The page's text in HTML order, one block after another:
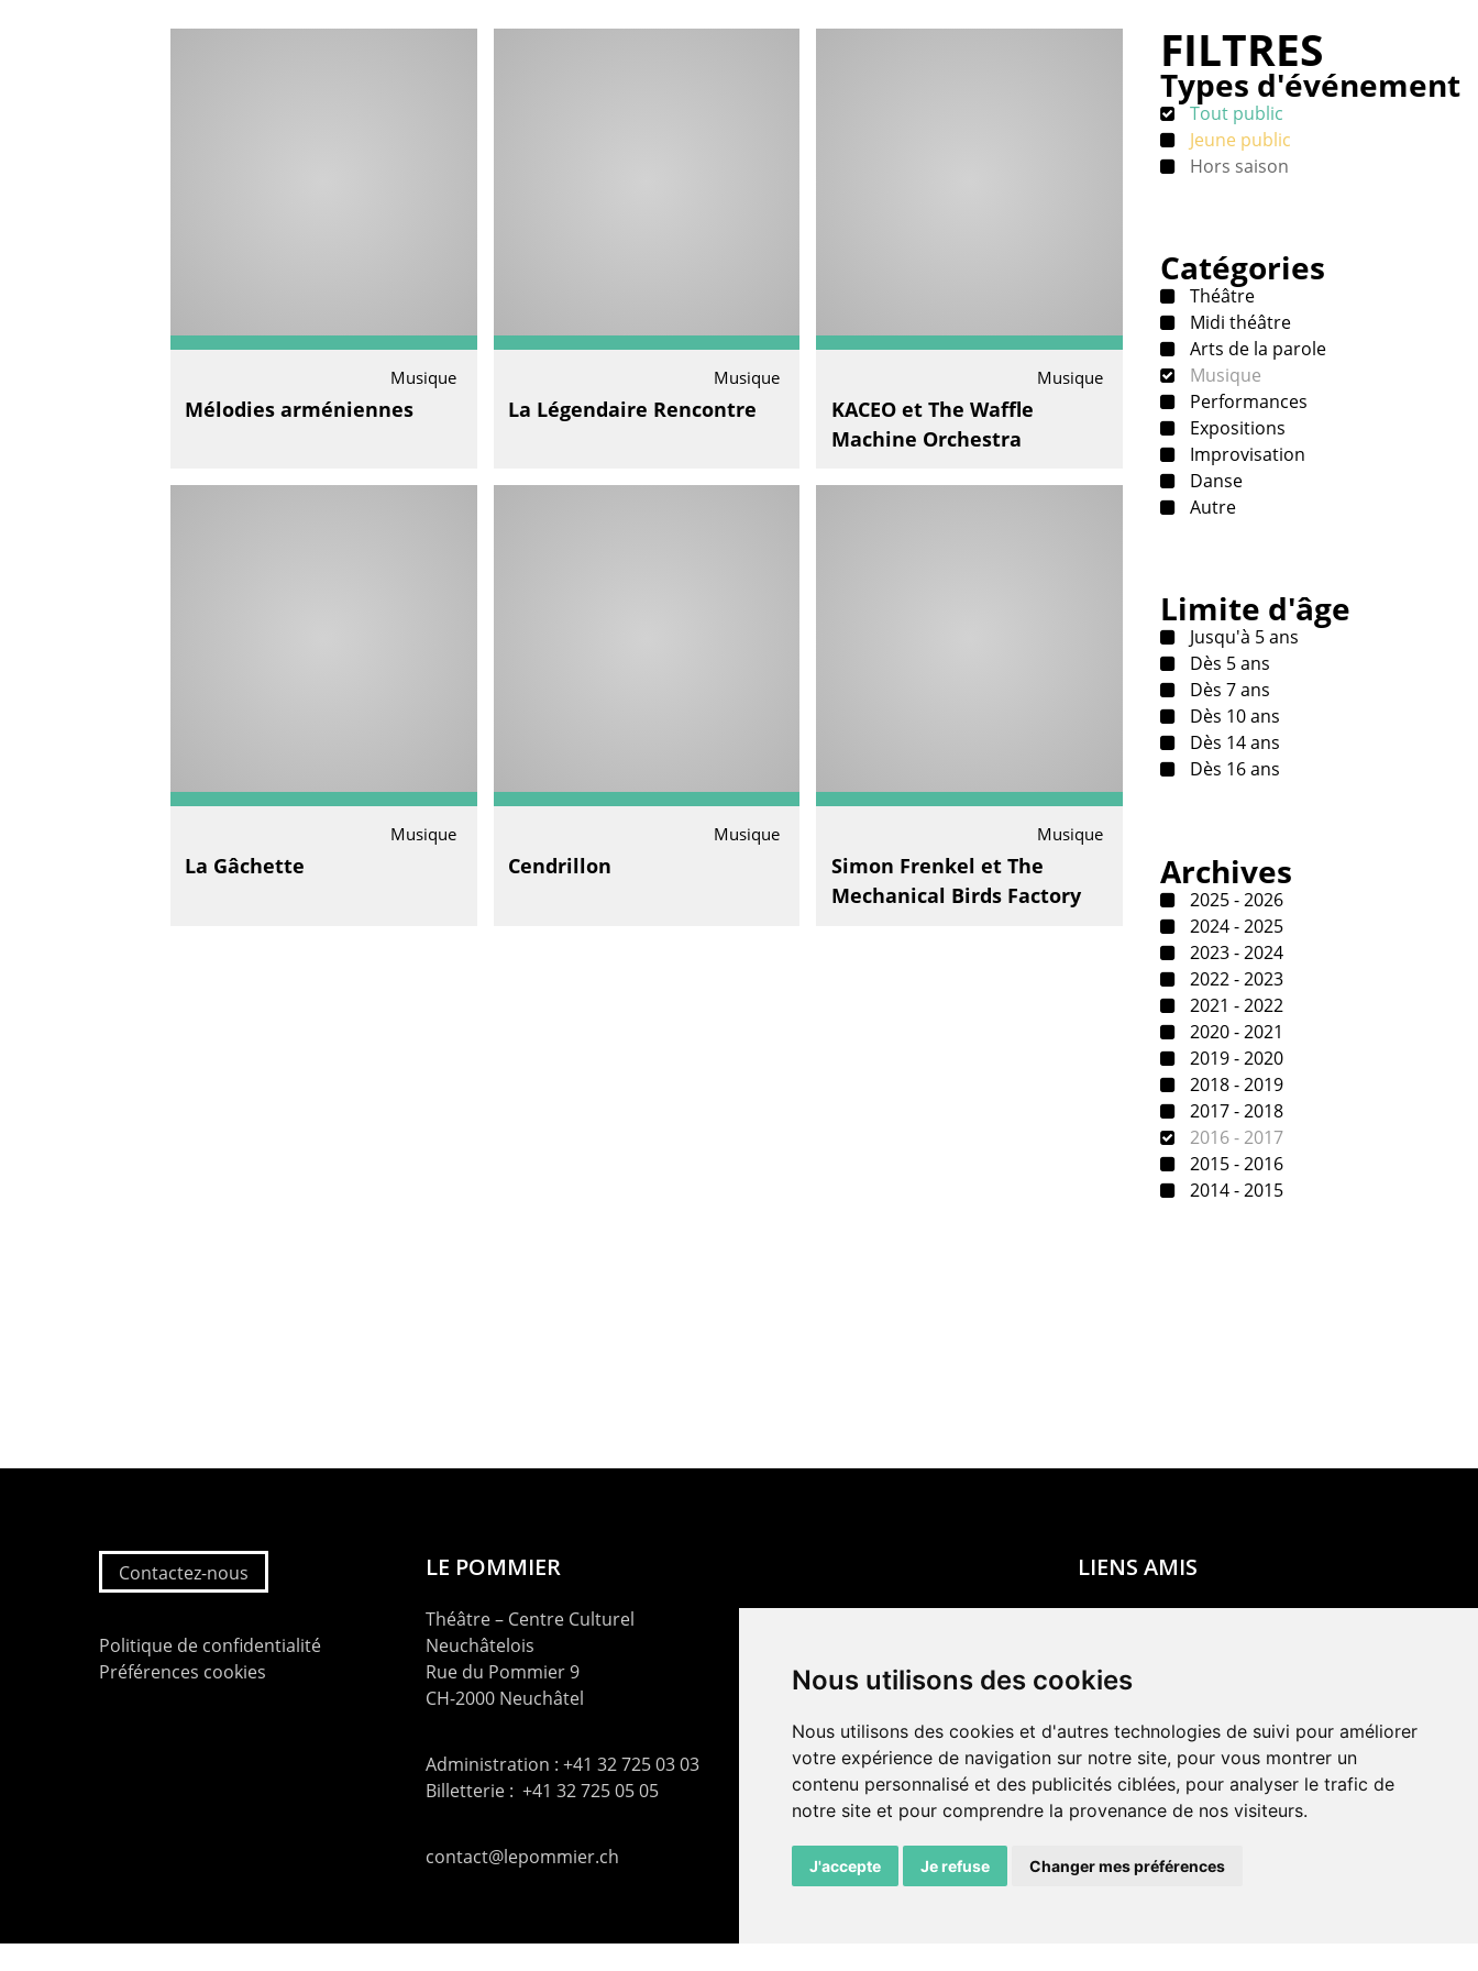
Nous utilisons des cookies
Nous utilisons des cookies et d'autres technologies de suivi pour améliorer
votre expérience de navigation sur notre site, pour vous montrer un
contenu personnalisé et des publicités ciblées, pour analyser le trafic de
notre site et pour comprendre la provenance de nos visiteurs.
J'accepte Je refuse Changer mes préférences
Musique
Mélodies arméniennes
Musique
La Légendaire Rencontre
Musique
KACEO et The Waffle
Machine Orchestra
Musique
La Gâchette
Musique
Cendrillon
Musique
Simon Frenkel et The
Mechanical Birds Factory
FILTRES
Types d'événement
Tout public
Jeune public
Hors saison
Catégories
Théâtre
Midi théâtre
Arts de la parole
Musique
Performances
Expositions
Improvisation
Danse
Autre
Limite d'âge
Jusqu'à 5 ans
Dès 5 ans
Dès 7 ans
Dès 10 ans
Dès 14 ans
Dès 16 ans
Archives
2025 - 2026
2024 - 2025
2023 - 2024
2022 - 2023
2021 - 2022
2020 - 2021
2019 - 2020
2018 - 2019
2017 - 2018
2016 - 2017
2015 - 2016
2014 - 2015
Contactez-nous
Politique de confidentialité
Préférences cookies
LE POMMIER
Théâtre – Centre Culturel
Neuchâtelois
Rue du Pommier 9
CH-2000 Neuchâtel
Administration : +41 32 725 03 03
Billetterie : +41 32 725 05 05
contact@lepommier.ch
LIENS AMIS